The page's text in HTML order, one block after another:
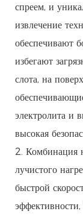
спреем, и
извлечение
обеспечивают
избегают
слота, на
электролита и
высокая
2. Комбинация
лучистого
быстрой
эффективности,